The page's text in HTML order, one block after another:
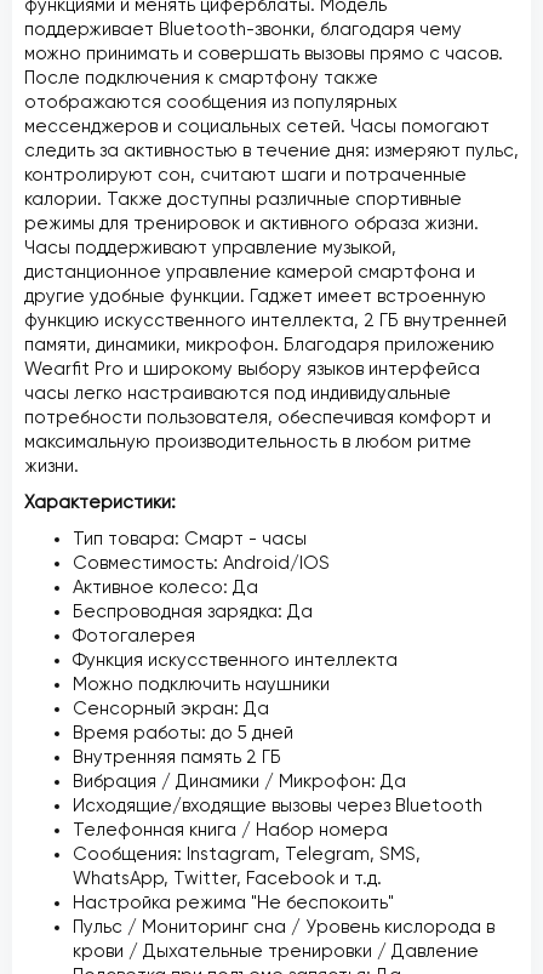
функциями и менять циферблаты. Модель
поддерживает Bluetooth-звонки, благодаря чему
можно принимать и совершать вызовы прямо с часов.
После подключения к смартфону также
отображаются сообщения из популярных
мессенджеров и социальных сетей. Часы помогают
следить за активностью в течение дня: измеряют пульс,
контролируют сон, считают шаги и потраченные
калории. Также доступны различные спортивные
режимы для тренировок и активного образа жизни.
Часы поддерживают управление музыкой,
дистанционное управление камерой смартфона и
другие удобные функции. Гаджет имеет встроенную
функцию искусственного интеллекта, 2 ГБ внутренней
памяти, динамики, микрофон. Благодаря приложению
Wearfit Pro и широкому выбору языков интерфейса
часы легко настраиваются под индивидуальные
потребности пользователя, обеспечивая комфорт и
максимальную производительность в любом ритме
жизни.
Характеристики:
Тип товара: Смарт - часы
Совместимость: Android/IOS
Активное колесо: Да
Беспроводная зарядка: Да
Фотогалерея
Функция искусственного интеллекта
Можно подключить наушники
Сенсорный экран: Да
Время работы: до 5 дней
Внутренняя память 2 ГБ
Вибрация / Динамики / Микрофон: Да
Исходящие/входящие вызовы через Bluetooth
Телефонная книга / Набор номера
Сообщения: Instagram, Telegram, SMS,
WhatsApp, Twitter, Facebook и т.д.
Настройка режима "Не беспокоить"
Пульс / Мониторинг сна / Уровень кислорода в
крови / Дыхательные тренировки / Давление